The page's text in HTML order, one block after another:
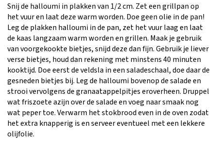
Snij de halloumi in plakken van 1/2 cm. Zet een grillpan op
het vuur en laat deze warm worden. Doe geen olie in de pan!
Leg de plakken halloumi in de pan, zet het vuur laag en laat
de kaas langzaam warm worden en grillen. Maak je gebruik
van voorgekookte bietjes, snijd deze dan fijn. Gebruik je liever
verse bietjes, houd dan rekening met minstens 40 minuten
kooktijd. Doe eerst de veldsla in een saladeschaal, doe daar de
gesneden bietjes bij. Leg de halloumi bovenop de salade en
strooi vervolgens de granaatappelpitjes eroverheen. Druppel
wat friszoete azijn over de salade en voeg naar smaak nog
wat peper toe. Verwarm het stokbrood even in de oven zodat
het extra knapperig is en serveer eventueel met een lekkere
olijfolie.